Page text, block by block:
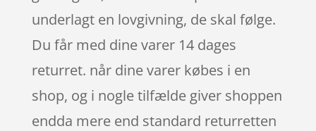
underlagt en lovgivning, de skal følge.
Du får med dine varer 14 dages
returret. når dine varer købes i en
shop, og i nogle tilfælde giver shoppen
endda mere end standard returretten